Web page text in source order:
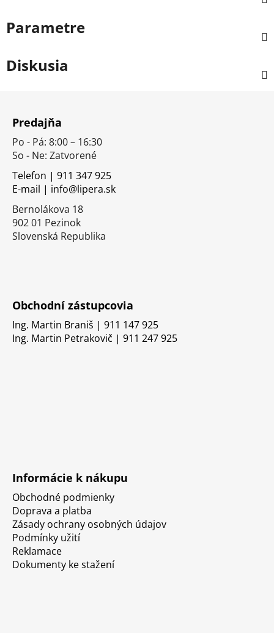
Parametre
Diskusia
Predajňa
Po - Pá: 8:00 – 16:30
So - Ne: Zatvorené
Telefon | 911 347 925
E-mail | info@lipera.sk
Bernolákova 18
902 01 Pezinok
Slovenská Republika
Obchodní zástupcovia
Ing. Martin Braniš | 911 147 925
Ing. Martin Petrakovič | 911 247 925
Informácie k nákupu
Obchodné podmienky
Doprava a platba
Zásady ochrany osobných údajov
Podmínky užití
Reklamace
Dokumenty ke stažení